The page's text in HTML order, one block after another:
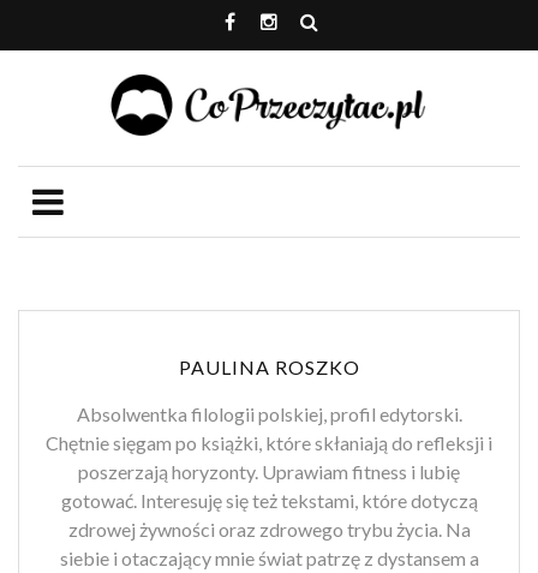
PAULINA ROSZKO
Absolwentka filologii polskiej, profil edytorski.
Chętnie sięgam po książki, które skłaniają do refleksji i
poszerzają horyzonty. Uprawiam fitness i lubię
gotować. Interesuję się też tekstami, które dotyczą
zdrowej żywności oraz zdrowego trybu życia. Na
siebie i otaczający mnie świat patrzę z dystansem a